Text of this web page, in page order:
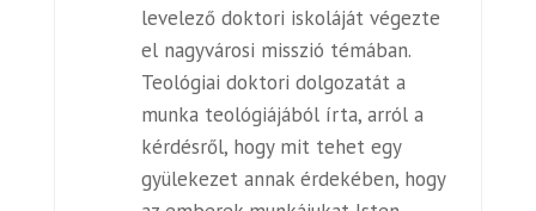
levelező doktori iskoláját végezte
el nagyvárosi misszió témában.
Teológiai doktori dolgozatát a
munka teológiájából írta, arról a
kérdésről, hogy mit tehet egy
gyülekezet annak érdekében, hogy